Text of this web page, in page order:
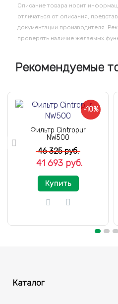
Описание товара носит
отличаться от описания,
документации производителя.
проверять наличие желаемых
Рекомендуемые
-10%
Фильтр Cintropur
NW500
46 325 руб.
41 693 руб.
Купить
Каталог